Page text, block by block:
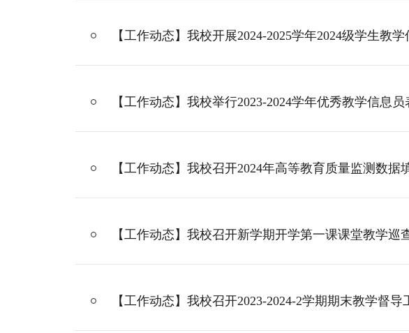
【工作动态】我校开展2024-2025学年2024级学生教
【工作动态】我校举行2023-2024学年优秀教学信息
【工作动态】我校召开2024年高等教育质量监测数据
【工作动态】我校召开新学期开学第一课课堂教学巡
【工作动态】我校召开2023-2024-2学期期末教学督导